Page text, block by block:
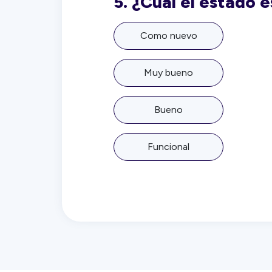
Como nuevo
Muy bueno
Bueno
Funcional